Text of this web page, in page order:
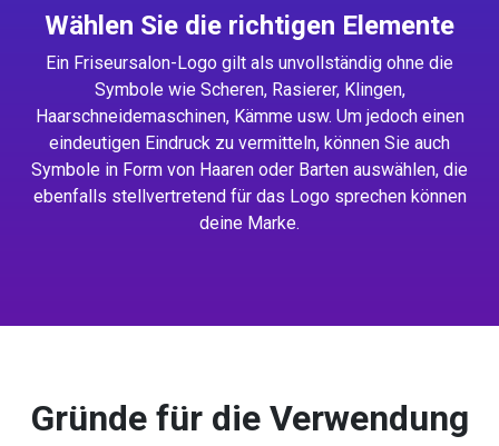
Wählen Sie die richtigen Elemente
Ein Friseursalon-Logo gilt als unvollständig ohne die
Symbole wie Scheren, Rasierer, Klingen,
Haarschneidemaschinen, Kämme usw. Um jedoch einen
eindeutigen Eindruck zu vermitteln, können Sie auch
Symbole in Form von Haaren oder Barten auswählen, die
ebenfalls stellvertretend für das Logo sprechen können
deine Marke.
Gründe für die Verwendung